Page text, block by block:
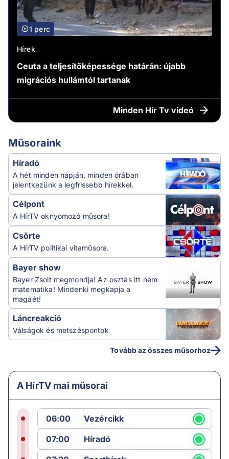
1 perc
Hírek
Ceuta a teljesítőképessége határán: újabb
migrációs hullámtól tartanak
Minden Hír Tv videó
Műsoraink
Híradó
A hét minden napján, minden órában
jelentkezünk a legfrissebb hírekkel.
Célpont
A HírTV oknyomozó műsora!
Csörte
A HírTV politikai vitaműsora.
Bayer show
Bayer Zsolt megmondja! Az osztás itt nem
matematika! Mindenki megkapja a
magáét!
Láncreakció
Válságok és metszéspontok
Tovább az összes műsorhoz
A HírTV mai műsorai
06:00
Vezércikk
07:00
Híradó